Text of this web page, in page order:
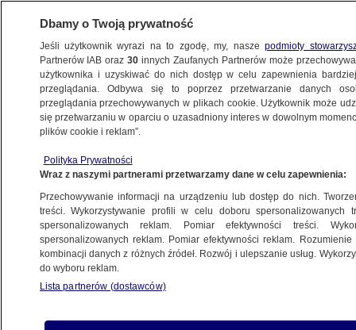
Dbamy o Twoją prywatność
Jeśli użytkownik wyrazi na to zgodę, my, naszepodmioty
Partnerów IAB oraz30 innych Zaufanych Partnerów może
użytkownika i uzyskiwać do nich dostęp w celu zapewnienia
przeglądania. Odbywa się to poprzez przetwarzanie danych
przeglądania przechowywanych w plikach cookie. Użytkownik może
się przetwarzaniu w oparciu o uzasadniony interes w dowolnym
plików cookie i reklam”.
Polityka Prywatności
Wraz z naszymi partnerami przetwarzamy dane w celu zapewnienia:
Przechowywanie informacji na urządzeniu lub dostęp do nich.
treści. Wykorzystywanie profili w celu doboru spersonalizowanych
spersonalizowanych reklam. Pomiar efektywności treści.
spersonalizowanych reklam. Pomiar efektywności reklam.
kombinacji danych z różnych źródeł. Rozwój i ulepszanie usług.
do wyboru reklam.
Lista partnerów (dostawców)